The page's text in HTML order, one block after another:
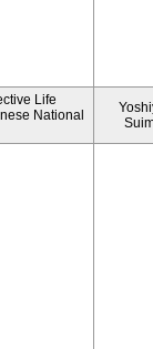
Life
National